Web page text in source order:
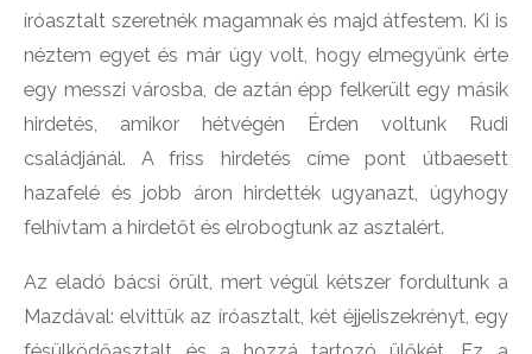
íróasztalt szeretnék magamnak és majd átfestem. Ki is
néztem egyet és már úgy volt, hogy elmegyünk érte
egy messzi városba, de aztán épp felkerült egy másik
hirdetés, amikor hétvégén Érden voltunk Rudi
családjánál. A friss hirdetés címe pont útbaesett
hazafelé és jobb áron hirdették ugyanazt, úgyhogy
felhívtam a hirdetőt és elrobogtunk az asztalért.
Az eladó bácsi örült, mert végül kétszer fordultunk a
Mazdával: elvittük az íróasztalt, két éjjeliszekrényt, egy